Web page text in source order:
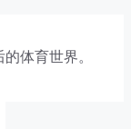
体育世界。